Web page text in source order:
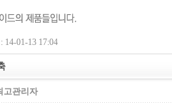
14-01-13 17:04
고관리자